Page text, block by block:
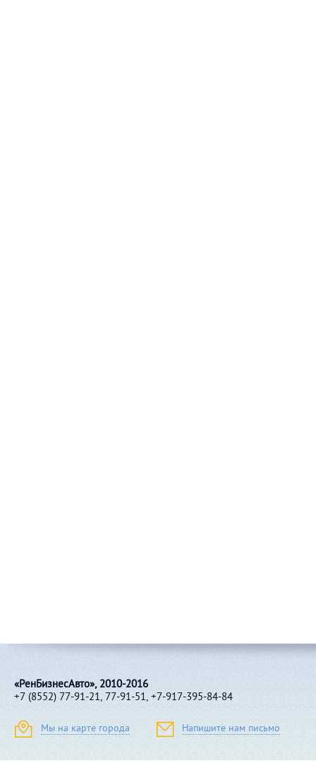
«РенБизнесАвто», 2010-2016
+7 (8552) 77-91-21, 77-91-51, +7-917-395-84-84
Мы на карте города Напишите нам письмо